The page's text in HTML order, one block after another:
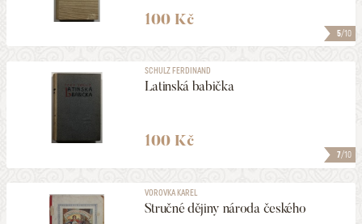
5/10
100 Kč
7/10
SCHULZ FERDINAND
Latinská babička
100 Kč
VOROVKA KAREL
Stručné dějiny národa českého